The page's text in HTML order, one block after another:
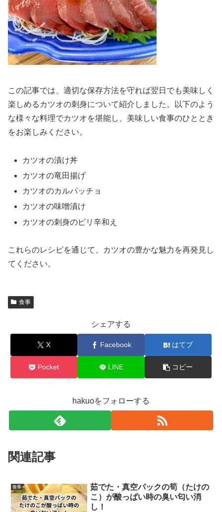
この記事では、適切な保存方法を守れば翌日でも美味しく
楽しめるカツオの刺身について紹介しました。以下のよう
な様々な料理でカツオを堪能し、美味しい食事のひととき
をお楽しみください。
カツオの漬け丼
カツオの竜田揚げ
カツオのカルパッチョ
カツオの味噌漬け
カツオの刺身のピリ辛和え
これらのレシピを通じて、カツオの豊かな魅力を再発見し
てください。
食事
シェアする
X Facebook はてブ
Pocket LINE コピー
hakuoをフォローする
関連記事
食事
茹でた・真空パックの筍（たけの
こ）が酸っぱい時の臭い匂い消
し！